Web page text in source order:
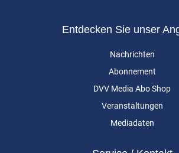
Entdecken Sie unser
Nachrichten
Abonnement
DVV Media Abo Shop
Veranstaltungen
Mediadaten